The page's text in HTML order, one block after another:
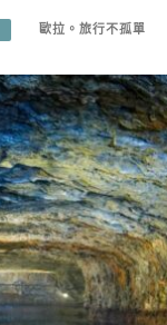
歐拉。旅行不孤單